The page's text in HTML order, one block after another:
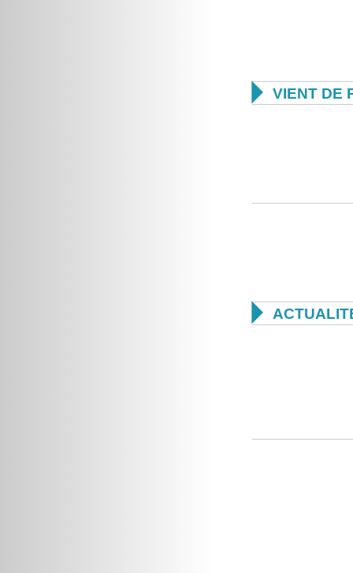
 VIENT DE
